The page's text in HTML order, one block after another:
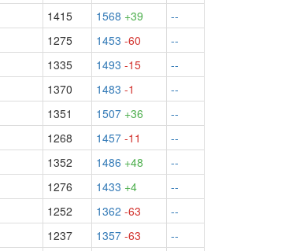
1415 1568 +39
--
1275 1453 -60
--
1335 1493 -15
--
1370 1483 -1
--
1351 1507 +36
--
1268 1457 -11
--
1352 1486 +48
--
1276 1433 +4
--
1252 1362 -63
--
1237 1357 -63
--